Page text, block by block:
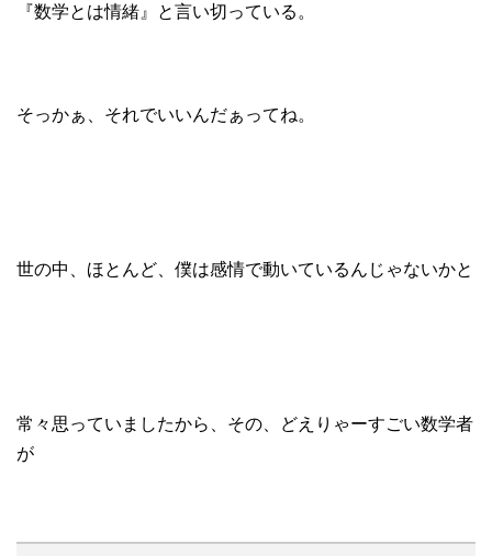
『数学とは情緒』と言い切っている。
そっかぁ、それでいいんだぁってね。
世の中、ほとんど、僕は感情で動いているんじゃないかと
常々思っていましたから、その、どえりゃーすごい数学者
が